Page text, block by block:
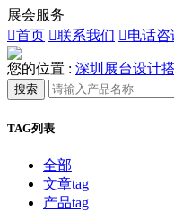
展会服务
首页 联系我们 电话咨
您的位置 : 深圳展台设计
搜索
TAG列表
全部
文章tag
产品tag